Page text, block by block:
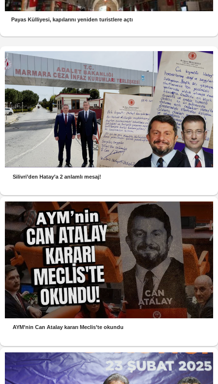
Payas Külliyesi, kapılarını yeniden turistlere açtı
Silivri’den Hatay’a 2 anlamlı mesaj!
AYM’nin Can Atalay kararı Meclis’te okundu